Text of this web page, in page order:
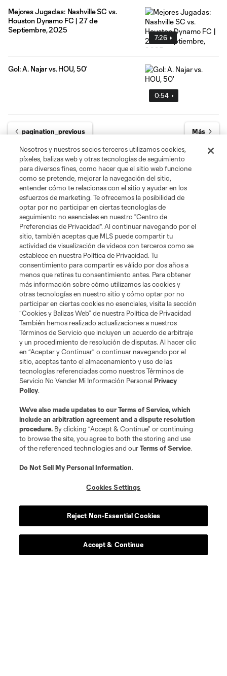
7:26
Mejores Jugadas: Nashville SC vs.
Houston Dynamo FC | 27 de
Septiembre, 2025
0:54
Gol: A. Najar vs. HOU, 50'
pagination_previous Más
Nosotros y nuestros socios terceros utilizamos cookies,
píxeles, balizas web y otras tecnologías de seguimiento
para diversos fines, como hacer que el sitio web funcione
como se pretende, mejorar la navegación del sitio,
entender cómo te relacionas con el sitio y ayudar en los
esfuerzos de marketing. Te ofrecemos la posibilidad de
optar por no participar en ciertas tecnologías de
seguimiento no esenciales en nuestro "Centro de
Preferencias de Privacidad". Al continuar navegando por el
sitio, también aceptas que MLS puede compartir tu
actividad de visualización de videos con terceros como se
establece en nuestra Política de Privacidad. Tu
consentimiento para compartir es válido por dos años a
menos que retires tu consentimiento antes. Para obtener
más información sobre cómo utilizamos las cookies y
otras tecnologías en nuestro sitio y cómo optar por no
participar en ciertas cookies no esenciales, visita la sección
“Cookies y Balizas Web” de nuestra Política de Privacidad
También hemos realizado actualizaciones a nuestros
Términos de Servicio que incluyen un acuerdo de arbitraje
y un procedimiento de resolución de disputas. Al hacer clic
en “Aceptar y Continuar” o continuar navegando por el
sitio, aceptas tanto el almacenamiento y uso de las
tecnologías referenciadas como nuestros Términos de
Servicio No Vender Mi Información PersonalPrivacy
Policy.
We’ve also made updates to ourTerms of Service, which
include an arbitration agreement and a dispute resolution
procedure. By clicking “Accept & Continue” or continuing
to browse the site, you agree to both the storing and use
of the referenced technologies and ourTerms of Service.
Do Not Sell My Personal Information.
Cookies Settings
Reject Non-Essential Cookies
Accept & Continue